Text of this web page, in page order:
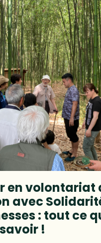
en volontariat
avec
: tout ce
!